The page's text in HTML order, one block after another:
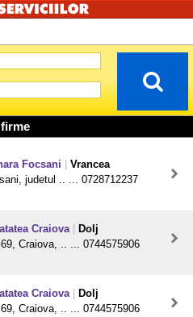
Focsani
Vrancea
judetul .. ... 0728712237
Craiova
Dolj
Craiova, .. ... 0744575906
Craiova
Dolj
Craiova, .. ... 0744575906